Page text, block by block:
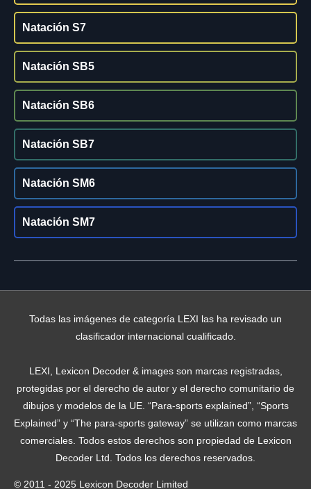
Natación S7
Natación SB5
Natación SB6
Natación SB7
Natación SM6
Natación SM7
Todas las imágenes de categoría LEXI las ha revisado un
clasificador internacional cualificado.
LEXI, Lexicon Decoder & images son marcas registradas,
protegidas por el derecho de autor y el derecho comunitario de
dibujos y modelos de la UE. “Para-sports explained”, “Sports
Explained” y “The para-sports gateway” se utilizan como marcas
comerciales. Todos estos derechos son propiedad de Lexicon
Decoder Ltd. Todos los derechos reservados.
© 2011 - 2025 Lexicon Decoder Limited